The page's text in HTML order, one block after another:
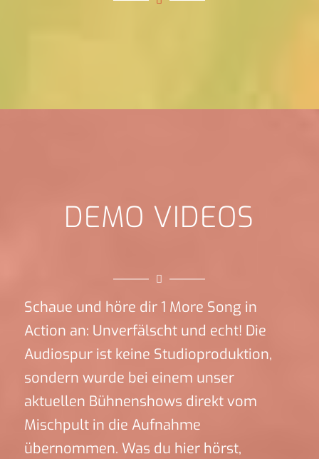
DEMO VIDEOS
Schaue und höre dir 1 More Song in
Action an: Unverfälscht und echt! Die
Audiospur ist keine Studioproduktion,
sondern wurde bei einem unser
aktuellen Bühnenshows direkt vom
Mischpult in die Aufnahme
übernommen. Was du hier hörst,